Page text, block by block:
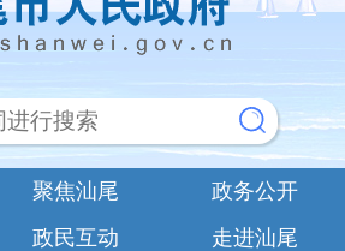
聚焦汕尾
政务公开
政民互动 走进汕尾